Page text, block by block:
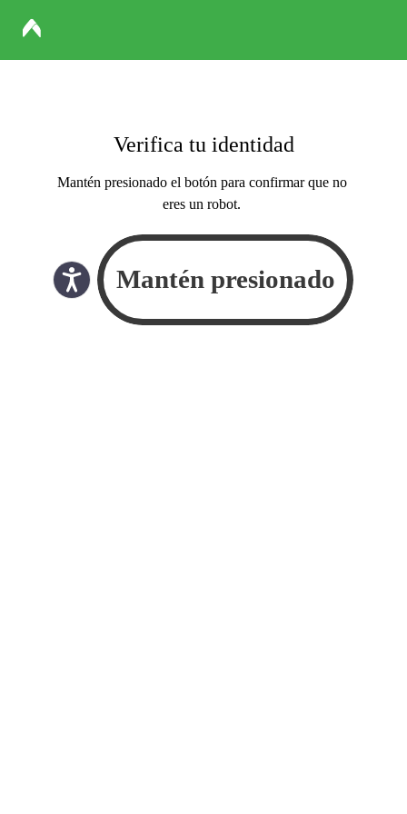
Verifica tu identidad
Mantén presionado el botón para confirmar que no
eres un robot.